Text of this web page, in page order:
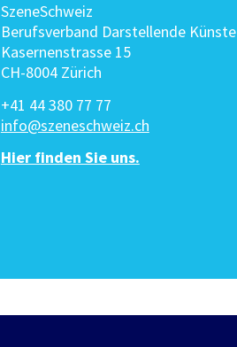
SzeneSchweiz
Berufsverband Darstellende Künste
Kasernenstrasse 15
CH-8004 Zürich
+41 44 380 77 77
info@szeneschweiz.ch
Hier finden Sie uns.